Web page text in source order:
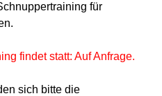
für
findet statt: Auf Anfrage.
sich bitte die